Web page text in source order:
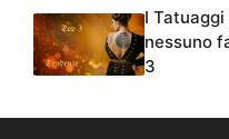
I
nessuno
3